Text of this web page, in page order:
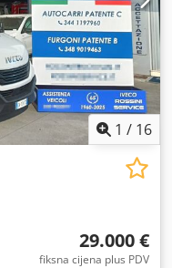
1 / 16
29.000 €
fiksna cijena plus PDV